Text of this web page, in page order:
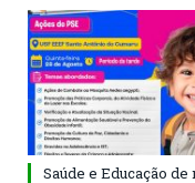
Saúde e Educação de